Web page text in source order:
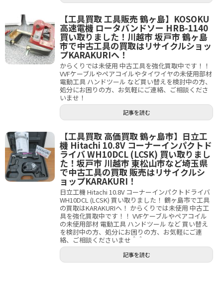
【工具買取 工具販売 鶴ヶ島】KOSOKU
高速電機 ロータバンドソー HRB-1140
買い取りました！川越市 坂戸市 鶴ヶ島
市で中古工具の買取はリサイクルショッ
プKARAKURIへ！
からくりでは未使用 中古工具を強化買取中です！！
VVFケーブルやペアコイルやタイワイヤの未使用部材
電動工具 ハンドツール など買い替えを検討中の方、
処分にお困りの方、お気軽にご連絡、ご相談くださ
いませ！
記事を読む
【工具買取 高価買取 鶴ヶ島市】日立工
機 Hitachi 10.8V コーナーインパクトド
ライバ WH10DCL (LCSK) 買い取りまし
た！坂戸市 川越市 東松山市など埼玉県
で中古工具の買取 販売はリサイクルシ
ョップKARAKURI！
日立工機 Hitachi 10.8V コーナーインパクトドライバ
WH10DCL (LCSK) 買い取りました！ 鶴ヶ島市で工具
の買取はKARAKURIへ！ からくりでは未使用 中古工
具を強化買取中です！！ VVFケーブルやペアコイル
の未使用部材 電動工具 ハンドツール など 買い替え
を検討中の方、処分にお困りの方、お気軽にご連
絡、ご相談くださいませ＾＾
記事を読む